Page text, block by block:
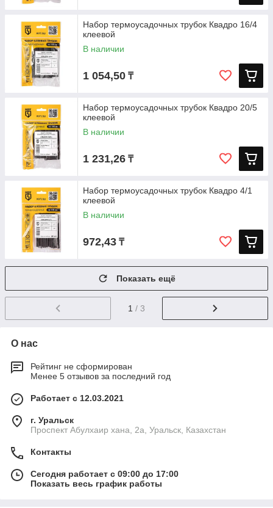
Набор термоусадочных трубок Квадро 16/4
клеевой
В наличии
1 054,50 ₸
Набор термоусадочных трубок Квадро 20/5
клеевой
В наличии
1 231,26 ₸
Набор термоусадочных трубок Квадро 4/1
клеевой
В наличии
972,43 ₸
Показать ещё
1 / 3
О нас
Рейтинг не сформирован
Менее 5 отзывов за последний год
Работает с 12.03.2021
г. Уральск
Проспект Абулхаир хана, 2а, Уральск, Казахстан
Контакты
Сегодня работает с 09:00 до 17:00
Показать весь график работы